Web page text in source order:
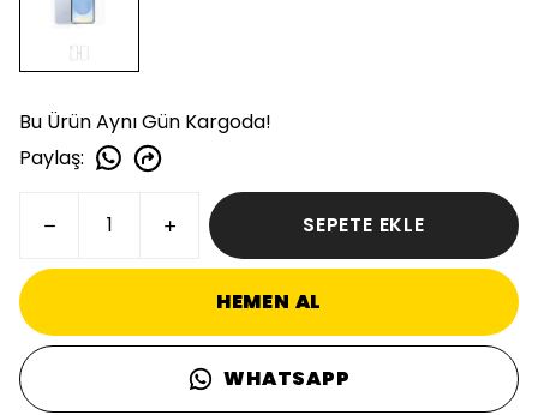
Bu Ürün Aynı Gün Kargoda!
Paylaş:
SEPETE EKLE
HEMEN AL
WHATSAPP